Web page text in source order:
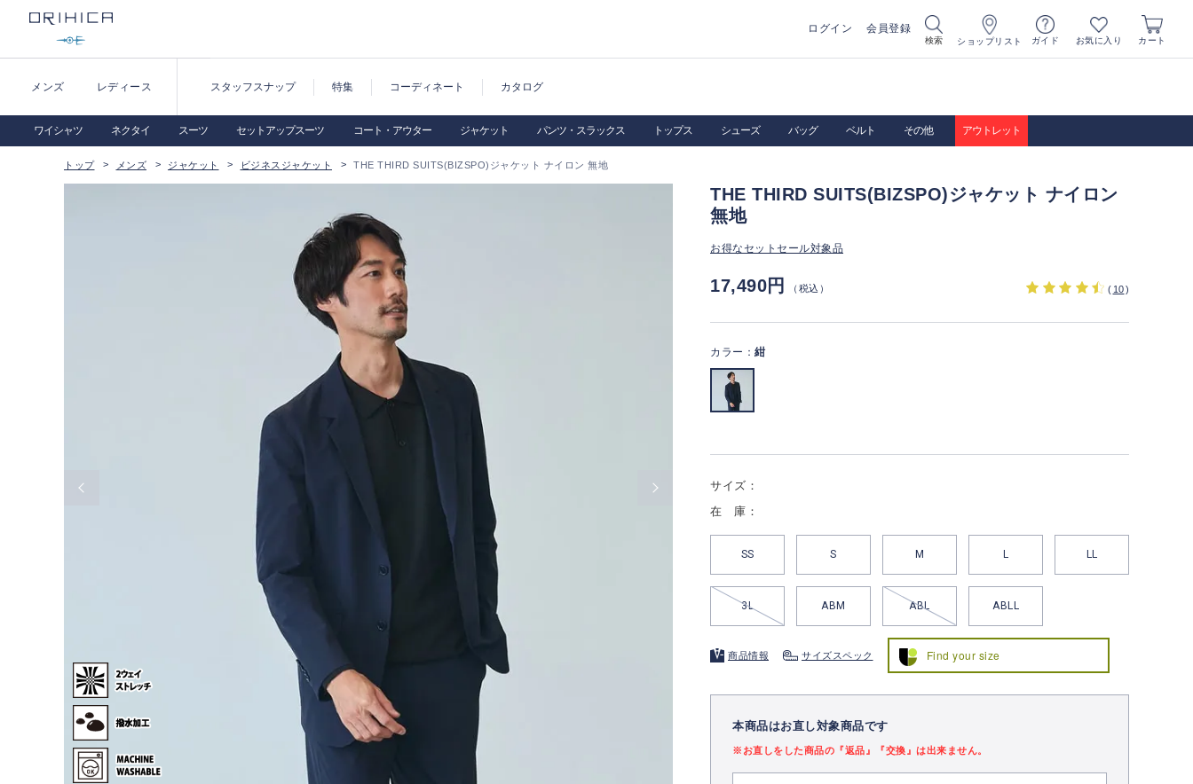
ログイン 会員登録
検索 ショップリスト ガイド お気に入り カート
メンズ レディース スタッフスナップ 特集 コーディネート カタログ
ワイシャツ ネクタイ スーツ セットアップスーツ コート・アウター ジャケット パンツ・スラックス トップス シューズ バッグ ベルト その他 アウトレット
トップ メンズ ジャケット ビジネスジャケット THE THIRD SUITS(BIZSPO)ジャケット ナイロン 無地
THE THIRD SUITS(BIZSPO)ジャケット ナイロン
無地
お得なセットセール対象品
17,490円 （税込） ( 10)
カラー： 紺
サイズ：
在 庫：
SS S M L LL
3L ABM ABL ABLL
商品情報 サイズスペック Find your size
本商品はお直し対象商品です
※お直しをした商品の『返品』『交換』は出来ません。